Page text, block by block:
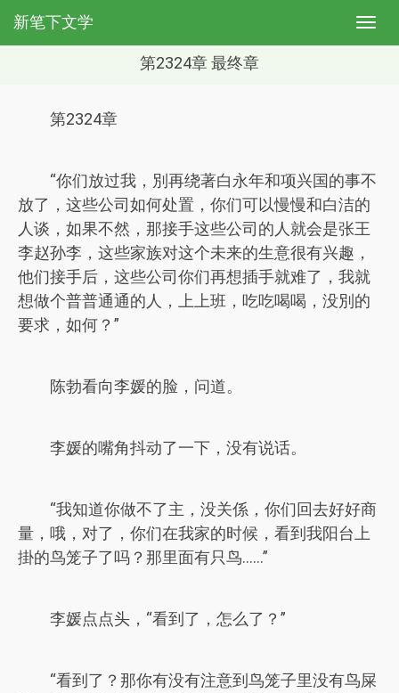
新笔下文学
第2324章 最终章
第2324章
“你们放过我，別再绕著白永年和项兴国的事不
放了，这些公司如何处置，你们可以慢慢和白洁的
人谈，如果不然，那接手这些公司的人就会是张王
李赵孙李，这些家族对这个未来的生意很有兴趣，
他们接手后，这些公司你们再想插手就难了，我就
想做个普普通通的人，上上班，吃吃喝喝，没別的
要求，如何？”
陈勃看向李媛的脸，问道。
李媛的嘴角抖动了一下，没有说话。
“我知道你做不了主，没关係，你们回去好好商
量，哦，对了，你们在我家的时候，看到我阳台上
掛的鸟笼子了吗？那里面有只鸟……”
李媛点点头，“看到了，怎么了？”
“看到了？那你有没有注意到鸟笼子里没有鸟屎